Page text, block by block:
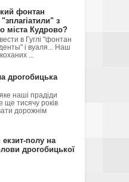
фонтан
з
міста Кудрово?
в Гуглі "фонтан
і вуаля... Наш
...
дрогобицька
наші прадіди
ще тисячу років
дорожнім
екзит-полу на
дрогобицької